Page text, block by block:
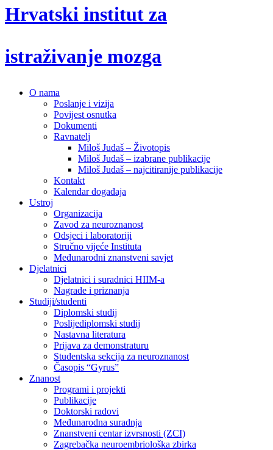
Hrvatski institut za
istraživanje mozga
O nama
Poslanje i vizija
Povijest osnutka
Dokumenti
Ravnatelj
Miloš Judaš – Životopis
Miloš Judaš – izabrane publikacije
Miloš Judaš – najcitiranije publikacije
Kontakt
Kalendar događaja
Ustroj
Organizacija
Zavod za neuroznanost
Odsjeci i laboratoriji
Stručno vijeće Instituta
Međunarodni znanstveni savjet
Djelatnici
Djelatnici i suradnici HIIM-a
Nagrade i priznanja
Studiji/studenti
Diplomski studij
Poslijediplomski studij
Nastavna literatura
Prijava za demonstraturu
Studentska sekcija za neuroznanost
Časopis “Gyrus”
Znanost
Programi i projekti
Publikacije
Doktorski radovi
Međunarodna suradnja
Znanstveni centar izvrsnosti (ZCI)
Zagrebačka neuroembriološka zbirka